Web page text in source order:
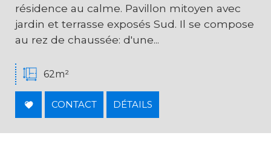
résidence au calme. Pavillon mitoyen avec
jardin et terrasse exposés Sud. Il se compose
au rez de chaussée: d'une...
62m²
CONTACT DÉTAILS